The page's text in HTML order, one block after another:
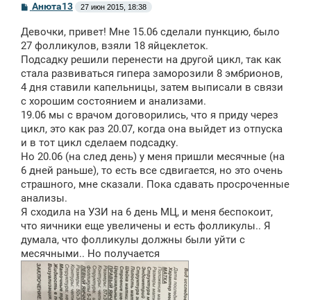
С
о
б
щ
н
и
Анюта13 27 июн 2015, 18:38
Девочки, привет! Мне 15.06 сделали пункцию, было
27 фолликулов, взяли 18 яйцеклеток.
Подсадку решили перенести на другой цикл, так как
стала развиваться гипера заморозили 8 эмбрионов,
4 дня ставили капельницы, затем выписали в связи
с хорошим состоянием и анализами.
19.06 мы с врачом договорились, что я приду через
цикл, это как раз 20.07, когда она выйдет из отпуска
и в тот цикл сделаем подсадку.
Но 20.06 (на след день) у меня пришли месячные (на
6 дней раньше), то есть все сдвигается, но это очень
страшного, мне сказали. Пока сдавать просроченные
анализы.
Я сходила на УЗИ на 6 день МЦ, и меня беспокоит,
что яичники еще увеличены и есть фолликулы.. Я
думала, что фолликулы должны были уйти с
месячными.. Но получается